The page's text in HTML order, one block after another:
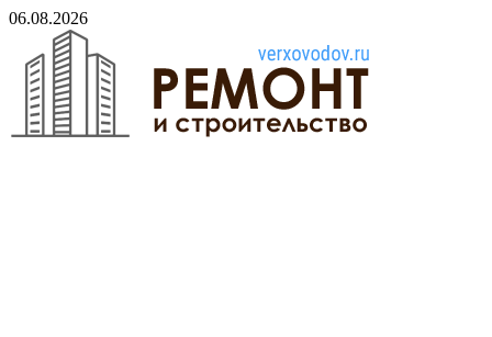
Skip
content
06.08.2026